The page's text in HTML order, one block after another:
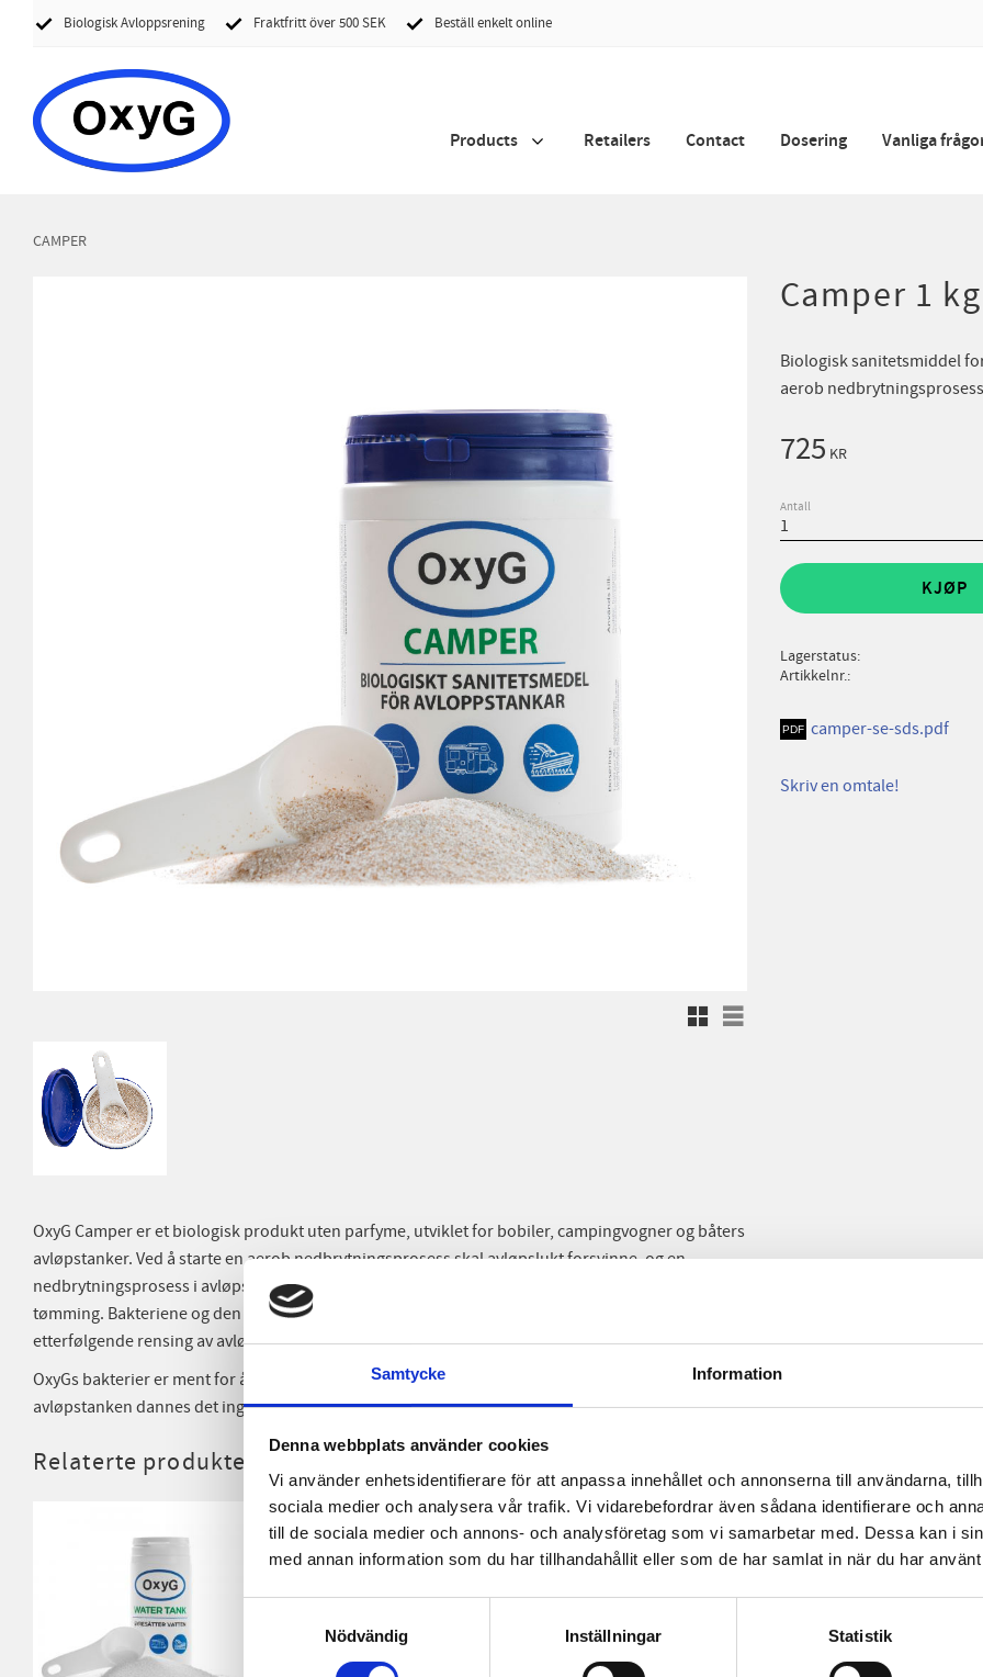
Samtycke Information
Denna webbplats använder cookies
Vi använder enhetsidentifierare för att anpassa innehållet och annonserna till användarna,
sociala medier och analysera vår trafik. Vi vidarebefordrar även sådana identifierare och
till de sociala medier och annons- och analysföretag som vi samarbetar med. Dessa kan i
med annan information som du har tillhandahållit eller som de har samlat in när du har
Nödvändig
Inställningar Statistik
Biologisk Avloppsrening Fraktfritt över 500 SEK Beställ enkelt online
Products Retailers Contact Dosering Vanliga
CAMPER
Camper 1 kg
Biologisk sanitetsmiddel
aerob
RutenettListe
725 KR
Antall
KJØP
Lagerstatus
Artikkelnr.
camper-se-sds.pdf
Skriv en omtale!
OxyG Camper er et biologisk produkt uten parfyme, utviklet for bobiler, campingvogner og båters
avløpstanker. Ved å starte en aerob nedbrytningsprosess skal avløpslukt forsvinne, og en
nedbrytningsprosess i avløpstanken skal påbegynnes for å gjøre avløpsvannet mer flytende ved
tømming. Bakteriene og den påbegynte nedbrytningsprosessen er svært effektive for
etterfølgende rensing av avløpssystemet ved tømming.
OxyGs bakterier er ment for å bryte ned fett, avføring og toalettpapir. Med bakterier i
avløpstanken dannes det ingen urinstein.
Relaterte produkter